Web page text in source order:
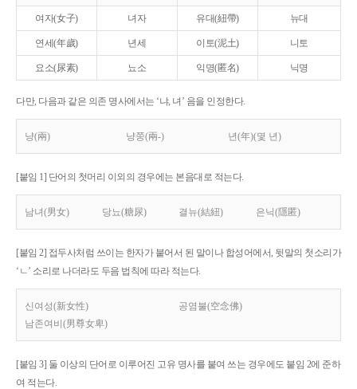
여자(女子) 녀자 유대(紐帶) 뉴대
연세(年歲) 년세 이토(泥土) 니토
요소(尿素) 뇨소 익명(匿名) 닉명
다만, 다음과 같은 의존 명사에서는 ‘냐, 녀’ 음을 인정한다.
냥(兩) 냥쭝(兩-) 년(年)(몇 년)
[붙임 1] 단어의 첫머리 이외의 경우에는 본음대로 적는다.
남녀(男女) 당뇨(糖尿) 결뉴(結紐) 은닉(隱匿)
[붙임 2] 접두사처럼 쓰이는 한자가 붙어서 된 말이나 합성어에서, 뒷말의 첫소리가
‘ㄴ’ 소리로 나더라도 두음 법칙에 따라 적는다.
신여성(新女性)
공염불(空念佛)
남존여비(男尊女卑)
[붙임 3] 둘 이상의 단어로 이루어진 고유 명사를 붙여 쓰는 경우에도 붙임 2에 준하
여 적는다.